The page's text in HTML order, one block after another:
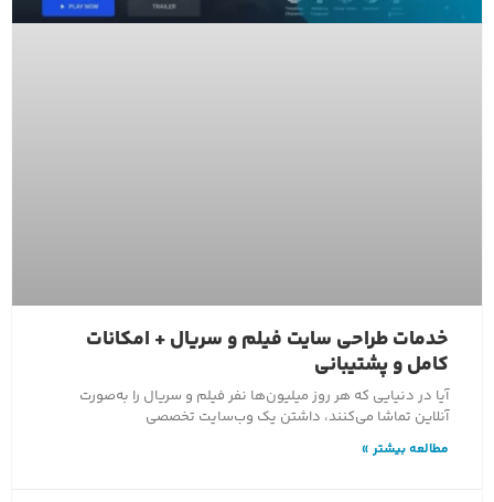
خدمات طراحی سایت فیلم و سریال + امکانات
کامل و پشتیبانی
آیا در دنیایی که هر روز میلیون‌ها نفر فیلم و سریال را به‌صورت
آنلاین تماشا می‌کنند، داشتن یک وب‌سایت تخصصی
مطالعه بیشتر »